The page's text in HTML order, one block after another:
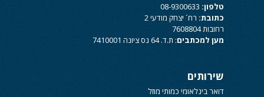
טלפון:
כתובת: רח´ יצחק מודעי 2
רחובות 7608804
מען למכתבים: ת.ד. 64 נס ציונה 7410001
שירותים
דואר בינלאומי כמותי מוזל